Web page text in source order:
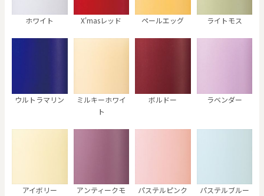
ホワイト X'masレッド ペールエッグ ライトモス
ウルトラマリン
ミルキーホワイ
ト
ボルドー ラベンダー
アイボリー
アンティークモ
パステルピンク パステルブルー